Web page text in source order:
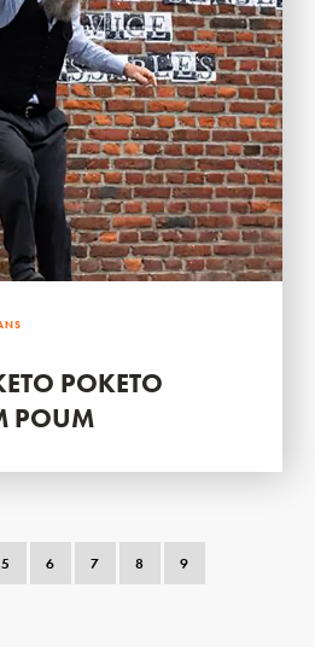
POKETO
POUM
5 6 7 8 9